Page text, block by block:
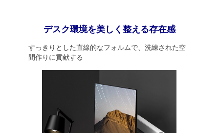
デスク環境を美しく整える存在感
すっきりとした直線的なフォルムで、洗練された空
間作りに貢献する